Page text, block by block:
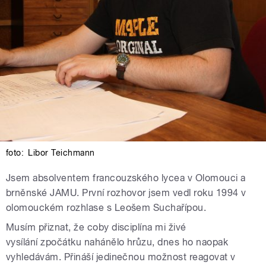
foto: Libor Teichmann
Jsem absolventem francouzského lycea v Olomouci a
brněnské JAMU. První rozhovor jsem vedl roku 1994 v
olomouckém rozhlase s Leošem Suchařípou.
Musím přiznat, že coby disciplína mi živé
vysílání zpočátku nahánělo hrůzu, dnes ho naopak
vyhledávám. Přináší jedinečnou možnost reagovat v